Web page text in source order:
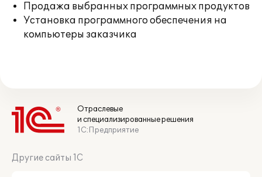
Продажа выбранных программных продуктов
Установка программного обеспечения на
компьютеры заказчика
Отраслевые
и специализированные решения
1С:Предприятие
Другие сайты 1С